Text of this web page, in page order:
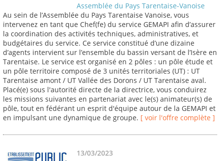
Assemblée du Pays Tarentaise-Vanoise
Au sein de l’Assemblée du Pays Tarentaise Vanoise, vous
intervenez en tant que Chef(fe) du service GEMAPI afin d’assurer
la coordination des activités techniques, administratives, et
budgétaires du service. Ce service constitué d’une dizaine
d’agents intervient sur l’ensemble du bassin versant de l’Isère en
Tarentaise. Le service est organisé en 2 pôles : un pôle étude et
un pôle territoire composé de 3 unités territoriales (UT) : UT
Tarentaise amont / UT Vallée des Dorons / UT Tarentaise aval.
Placé(e) sous l'autorité directe de la directrice, vous conduirez
les missions suivantes en partenariat avec le(s) animateur(s) de
pôle, tout en fédérant un esprit d'équipe autour de la GEMAPI et
en impulsant une dynamique de groupe. [ voir l'offre complète ]
13/03/2023